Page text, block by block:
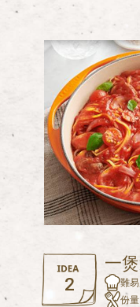
2
一
難
份量